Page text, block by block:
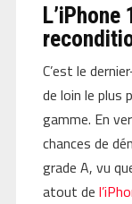
C’est le
de loin le plus
gamme. En
chances de
grade A, vu
atout de